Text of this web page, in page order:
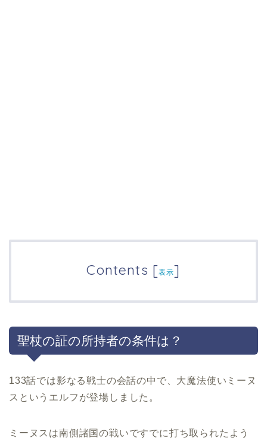
Contents [表示]
聖杖の証の所持者の条件は？
133話では影なる戦士の会話の中で、大魔法使いミーヌ
スというエルフが登場しました。
ミーヌスは南側諸国の戦いですでに打ち取られたよう